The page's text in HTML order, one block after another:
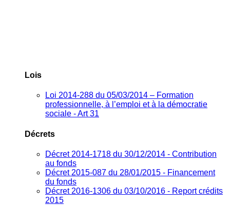
Lois
Loi 2014-288 du 05/03/2014 – Formation
professionnelle, à l’emploi et à la démocratie
sociale - Art 31
Décrets
Décret 2014-1718 du 30/12/2014 - Contribution
au fonds
Décret 2015-087 du 28/01/2015 - Financement
du fonds
Décret 2016-1306 du 03/10/2016 - Report crédits
2015